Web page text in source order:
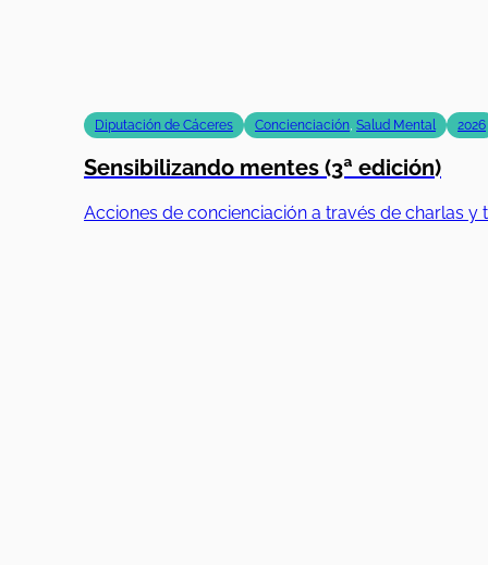
Diputación de Cáceres Concienciación, Salud Mental 2026
Sensibilizando mentes (3ª edición)
Acciones de concienciación a través de charlas